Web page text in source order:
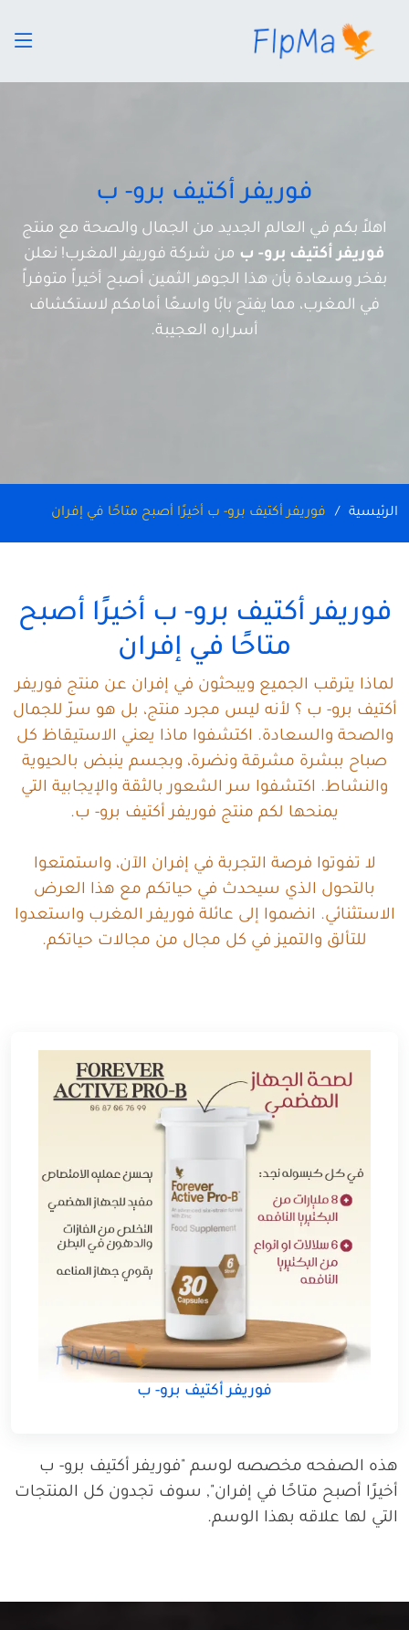
فوريفر أكتيف برو- ب
اهلاً بكم في العالم الجديد من الجمال والصحة مع منتج
فوريفر أكتيف برو- ب من شركة فوريفر المغرب! نعلن
بفخر وسعادة بأن هذا الجوهر الثمين أصبح أخيراً متوفراً
في المغرب، مما يفتح بابًا واسعًا أمامكم لاستكشاف
أسراره العجيبة.
الرئيسية فوريفر أكتيف برو- ب أخيرًا أصبح متاحًا في إفران
فوريفر أكتيف برو- ب أخيرًا أصبح
متاحًا في إفران
لماذا يترقب الجميع ويبحثون في إفران عن منتج فوريفر
أكتيف برو- ب ؟ لأنه ليس مجرد منتج، بل هو سرّ للجمال
والصحة والسعادة. اكتشفوا ماذا يعني الاستيقاظ كل
صباح ببشرة مشرقة ونضرة، وبجسم ينبض بالحيوية
والنشاط. اكتشفوا سر الشعور بالثقة والإيجابية التي
يمنحها لكم منتج فوريفر أكتيف برو- ب.
لا تفوتوا فرصة التجربة في إفران الآن، واستمتعوا
بالتحول الذي سيحدث في حياتكم مع هذا العرض
الاستثنائي. انضموا إلى عائلة فوريفر المغرب واستعدوا
للتألق والتميز في كل مجال من مجالات حياتكم.
فوريفر أكتيف برو- ب
هذه الصفحه مخصصه لوسم "فوريفر أكتيف برو- ب
أخيرًا أصبح متاحًا في إفران", سوف تجدون كل المنتجات
التي لها علاقه بهذا الوسم.